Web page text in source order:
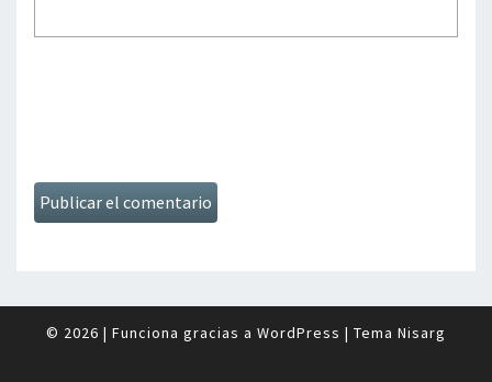
© 2026 | Funciona gracias a WordPress | Tema Nisarg